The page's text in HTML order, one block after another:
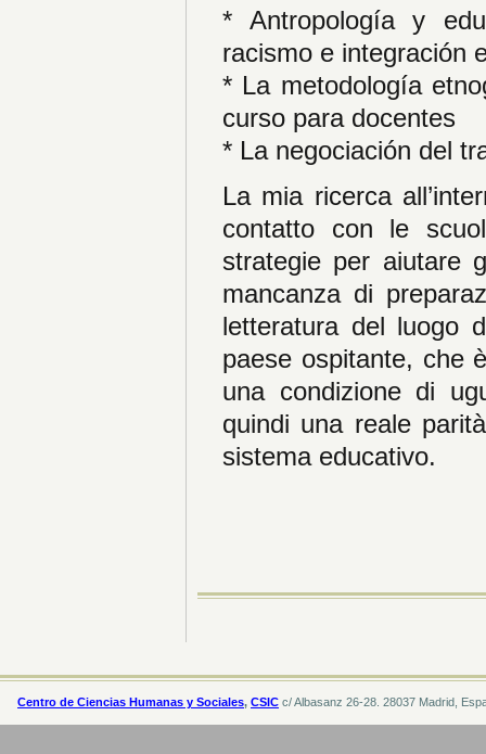
* Antropología y
racismo e integración
* La metodología
curso para docentes
* La negociación del
La mia ricerca
contatto con le
strategie per aiutare
mancanza di
letteratura del luogo
paese ospitante, che
una condizione di
quindi una reale
sistema educativo.
Centro de Ciencias Humanas y Sociales, CSIC c/ Albasanz 26-28. 28037 Madrid,